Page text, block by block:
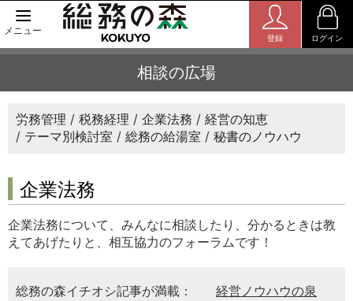
メニュー
登録 ログイン
相談の広場
労務管理 税務経理 企業法務
経営の知恵
テーマ別検討室
総務の給湯室 秘書のノウハウ
企業法務
企業法務について、みんなに相談したり、分かるときは教
えてあげたりと、相互協力のフォーラムです！
総務の森イチオシ記事が満載：
経営ノウハウの泉